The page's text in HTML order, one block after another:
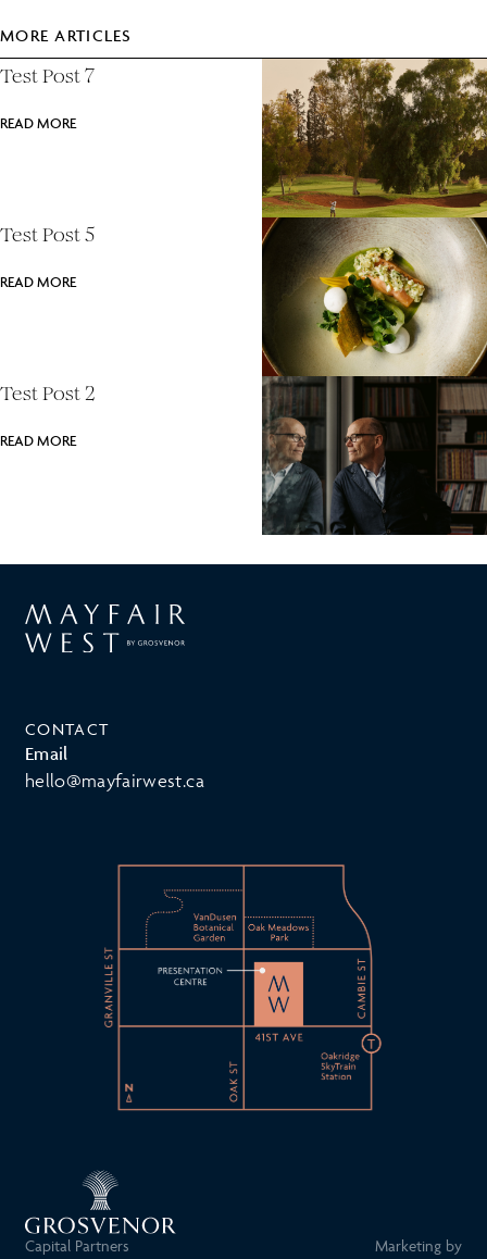
MORE ARTICLES
Test Post 7
READ MORE
Test Post 5
READ MORE
Test Post 2
READ MORE
CONTACT
Email
hello@mayfairwest.ca
Capital Partners Marketing by